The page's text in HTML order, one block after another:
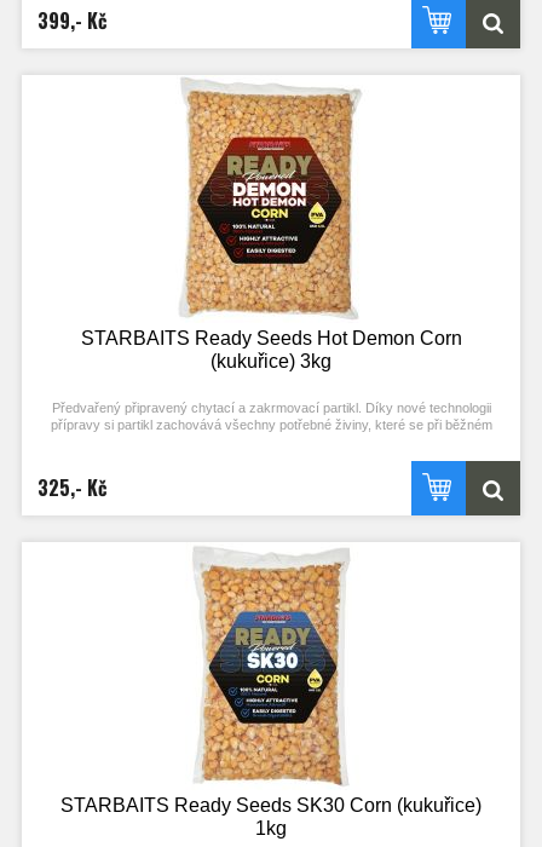
Nerozpouští PVA! Typ partiklu: SMĚS PARTIKLU (SPOD) Příchuť: HOT DEMON
399,- Kč
STARBAITS Ready Seeds Hot Demon Corn
(kukuřice) 3kg
Předvařený připravený chytací a zakrmovací partikl. Díky nové technologii
přípravy si partikl zachovává všechny potřebné živiny, které se při běžném
připravuje individuální metodou pro zachování jejich maximální atraktivity.
Nerozpouští PVA! Typ partiklu: KUKUŘICE Příchuť: HOT DEMON (stejné
325,- Kč
STARBAITS Ready Seeds SK30 Corn (kukuřice)
1kg